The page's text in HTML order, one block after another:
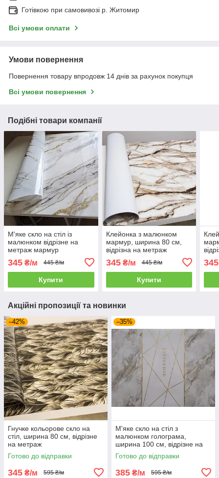
Готівкою при самовивозі р. Житомир
Всі умови оплати
Умови повернення
Повернення товару впродовж 14 днів за рахунок покупця
Всі умови повернення
Подібні товари компанії
М'яке скло на стіл із
малюнком відрізне на
метраж мармур
голограма, ширина 80 см
345 ₴/м 445 ₴/м
Купити
Клейонка з малюнком
мармур, ширина 80 см,
відрізна на метраж
345₴/м 445 ₴/м
Купити
345
Акційні пропозиції та новинки
–42%
Гнучке кольорове скло на
стіл, ширина 80 см, відрізне
на метраж
Готово до відправки
345 ₴/м 595 ₴/м
–35%
М'яке скло на стіл з
малюнком голограма,
ширина 100 см, відрізне на
метраж
Готово до відправки
385 ₴/м 595 ₴/м